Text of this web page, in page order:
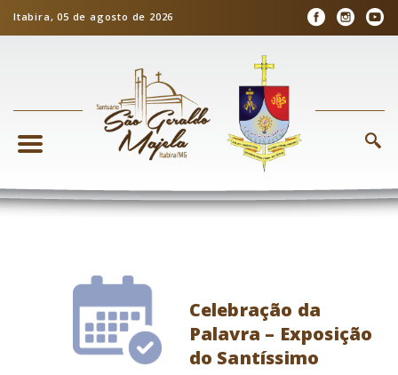
Itabira, 05 de agosto de 2026
Celebração da
Palavra – Exposição
do Santíssimo